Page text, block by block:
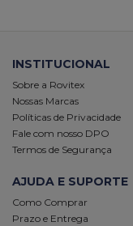
INSTITUCIONAL
Sobre a Rovitex
Nossas Marcas
Políticas de Privacidade
Fale com nosso DPO
Termos de Segurança
AJUDA E SUPORTE
Como Comprar
Prazo e Entrega